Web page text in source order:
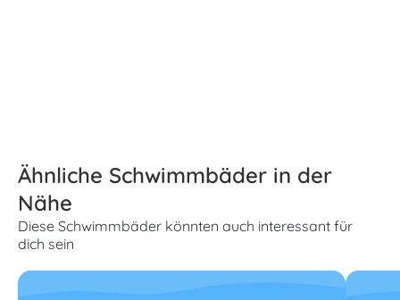
Ähnliche Schwimmbäder in der
Nähe
Diese Schwimmbäder könnten auch interessant für
dich sein